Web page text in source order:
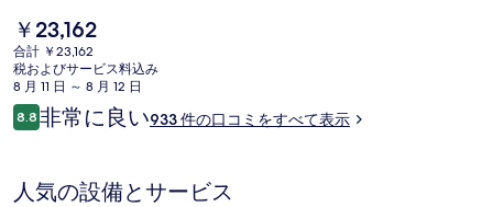
ラ
リ
ー
およびディナーにお召し上がりいただけます。この高級リゾートに
あるその他設備には 6 か所のバー / ラウンジ、プールサイドバー、
および24 時間営業のフィットネスクラブ (スタッフ常駐)がありま
す。旅行者は親切なスタッフやビーチ近くのロケーションを評価し
ています。
現
在
の
料
金
は
す
￥23,162
合計 ￥23,162
税およびサービス料込み
8 月 11 日 ～ 8 月 12 日
口
コ
8.810段階中8.8
非常に良い933 件の口コミをすべて表示
人気の設備とサービス